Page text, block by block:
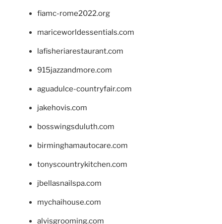
fiamc-rome2022.org
mariceworldessentials.com
lafisheriarestaurant.com
915jazzandmore.com
aguadulce-countryfair.com
jakehovis.com
bosswingsduluth.com
birminghamautocare.com
tonyscountrykitchen.com
jbellasnailspa.com
mychaihouse.com
alvisgrooming.com